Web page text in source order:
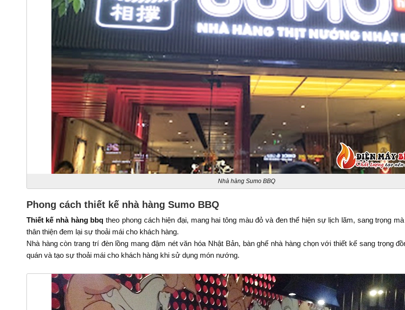
Nhà hàng Sumo BBQ
Phong cách thiết kế nhà hàng Sumo BBQ
Thiết kế nhà hàng bbq theo phong cách hiện đại, mang hai tông màu đỏ và đen thể hiện sự lịch lãm, sang trọng
thân thiện đem lại sự thoải mái cho khách hàng.
Nhà hàng còn trang trí đèn lồng mang đậm nét văn hóa Nhật Bản, bàn ghế nhà hàng chọn với thiết kế sang trọng
quán và tạo sự thoải mái cho khách hàng khi sử dụng món nướng.